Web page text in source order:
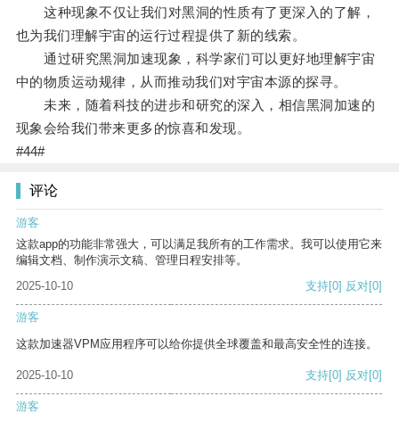
这种现象不仅让我们对黑洞的性质有了更深入的了解，
也为我们理解宇宙的运行过程提供了新的线索。
通过研究黑洞加速现象，科学家们可以更好地理解宇宙
中的物质运动规律，从而推动我们对宇宙本源的探寻。
未来，随着科技的进步和研究的深入，相信黑洞加速的
现象会给我们带来更多的惊喜和发现。
#44#
评论
游客
这款app的功能非常强大，可以满足我所有的工作需求。我可以使用它来
编辑文档、制作演示文稿、管理日程安排等。
2025-10-10
支持[0] 反对[0]
游客
这款加速器VPM应用程序可以给你提供全球覆盖和最高安全性的连接。
2025-10-10 支持[0] 反对[0]
游客